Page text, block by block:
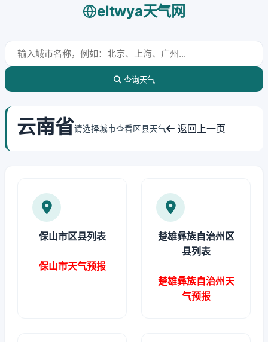
eltwya天气网
查询天气
云南省请选择城市查看区县天气 返回上一页
保山市区县列表
保山市天气预报
楚雄彝族自治州区
县列表
楚雄彝族自治州天
气预报